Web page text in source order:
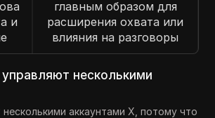
и
главным образом для
расширения охвата или
влияния на разговоры
несколькими
аккаунтами X, потому что